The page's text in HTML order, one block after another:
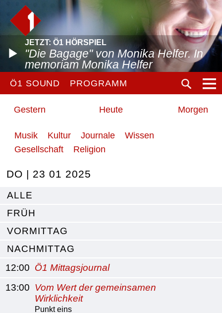
JETZT: Ö1 HÖRSPIEL
"Die Bagage" von Monika Helfer. In
memoriam Monika Helfer
Ö1 SOUND PROGRAMM
Gestern Heute Morgen
Musik Kultur Journale
Wissen
Gesellschaft
Religion
DO | 23 01 2025
ALLE
FRÜH
VORMITTAG
NACHMITTAG
12:00 Ö1 Mittagsjournal
13:00 Vom Wert der gemeinsamen
Wirklichkeit
Punkt eins